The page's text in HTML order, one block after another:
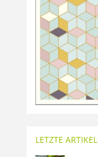
LETZTE ARTIKEL